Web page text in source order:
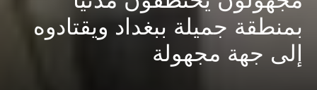
بمنطقة جميلة ببغداد ويقتادوه
إلى جهة مجهولة